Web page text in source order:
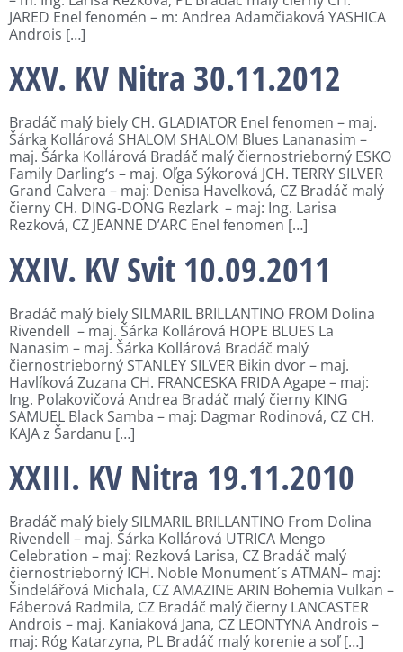
JARED Enel fenomén – m: Andrea Adamčiaková YASHICA
Androis […]
XXV. KV Nitra 30.11.2012
Bradáč malý biely CH. GLADIATOR Enel fenomen – maj.
Šárka Kollárová SHALOM SHALOM Blues Lananasim –
maj. Šárka Kollárová Bradáč malý čiernostrieborný ESKO
Family Darling‘s – maj. Oľga Sýkorová JCH. TERRY SILVER
Grand Calvera – maj: Denisa Havelková, CZ Bradáč malý
čierny CH. DING-DONG Rezlark – maj: Ing. Larisa
Rezková, CZ JEANNE D’ARC Enel fenomen […]
XXIV. KV Svit 10.09.2011
Bradáč malý biely SILMARIL BRILLANTINO FROM Dolina
Rivendell – maj. Šárka Kollárová HOPE BLUES La
Nanasim – maj. Šárka Kollárová Bradáč malý
čiernostrieborný STANLEY SILVER Bikin dvor – maj.
Havlíková Zuzana CH. FRANCESKA FRIDA Agape – maj:
Ing. Polakovičová Andrea Bradáč malý čierny KING
SAMUEL Black Samba – maj: Dagmar Rodinová, CZ CH.
KAJA z Šardanu […]
XXIII. KV Nitra 19.11.2010
Bradáč malý biely SILMARIL BRILLANTINO From Dolina
Rivendell – maj. Šárka Kollárová UTRICA Mengo
Celebration – maj: Rezková Larisa, CZ Bradáč malý
čiernostrieborný ICH. Noble Monument´s ATMAN– maj:
Šindelářová Michala, CZ AMAZINE ARIN Bohemia Vulkan –
Fáberová Radmila, CZ Bradáč malý čierny LANCASTER
Androis – maj. Kaniaková Jana, CZ LEONTYNA Androis –
maj: Róg Katarzyna, PL Bradáč malý korenie a soľ […]